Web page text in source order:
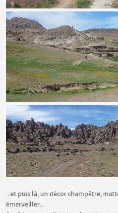
...et puis là, un décor champêtre,
émerveiller...